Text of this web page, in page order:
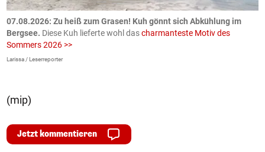
07.08.2026: Zu heiß zum Grasen! Kuh gönnt sich Abkühlung im
Bergsee. Diese Kuh lieferte wohl dascharmanteste Motiv des
Sommers 2026 >>
Larissa / Leserreporter
(mip)
Jetzt kommentieren